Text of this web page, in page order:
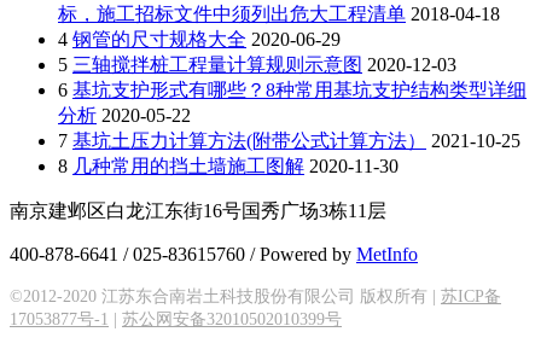
标，施工招标文件中须列出危大工程清单 2018-04-18
4 钢管的尺寸规格大全 2020-06-29
5 三轴搅拌桩工程量计算规则示意图 2020-12-03
6 基坑支护形式有哪些？8种常用基坑支护结构类型详细
分析 2020-05-22
7 基坑土压力计算方法(附带公式计算方法）
2021-10-25
8 几种常用的挡土墙施工图解 2020-11-30
南京建邺区白龙江东街16号国秀广场3栋11层
400-878-6641 / 025-83615760 / Powered by MetInfo
©2012-2020 江苏东合南岩土科技股份有限公司 版权所有 | 苏ICP备
17053877号-1
苏公网安备32010502010399号